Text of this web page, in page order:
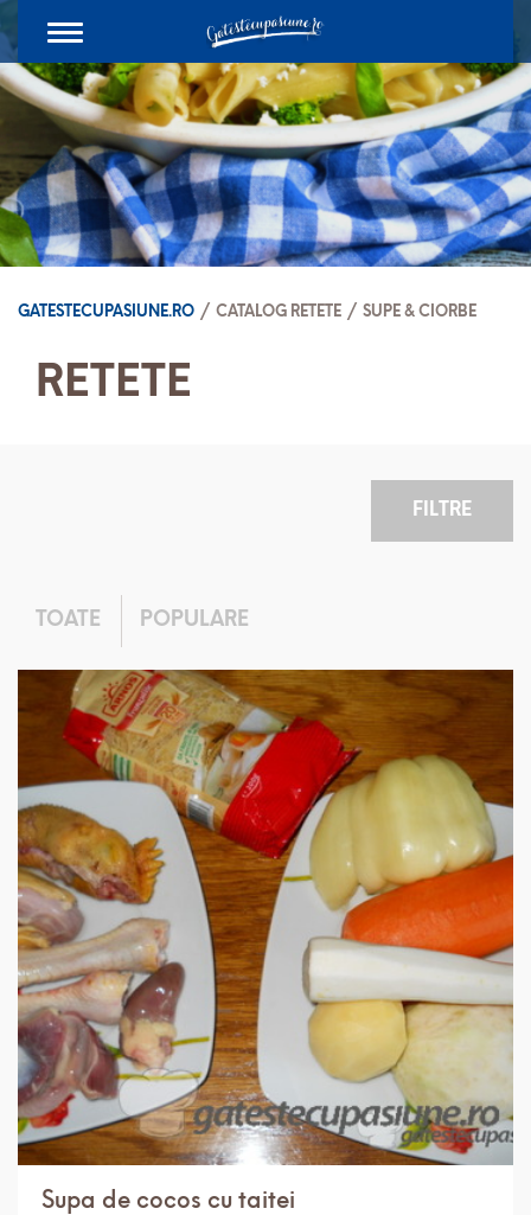
Toggle
GATESTECUPASIUNE.RO / CATALOG RETETE / SUPE & CIORBE
RETETE
FILTRE
TOATE POPULARE
IN 3 ORE. MEDIU 6 PORTII
Supa de cocos cu taitei